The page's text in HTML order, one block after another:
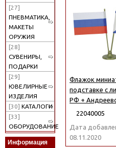
[27]
ПНЕВМАТИКА,
МАКЕТЫ
ОРУЖИЯ
[28]
СУВЕНИРЫ,
ПОДАРКИ
[29]
ЮВЕЛИРНЫЕ
ИЗДЕЛИЯ
[30] КАТАЛОГИ
[33]
ОБОРУДОВАНИЕ
Информация
Флажок
подставке с
РФ +
22040005
Дата
08.11.2020